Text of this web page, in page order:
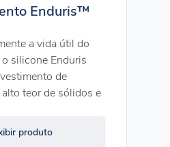
Enduris™
a vida útil do
silicone Enduris
de
teor de sólidos e
produto